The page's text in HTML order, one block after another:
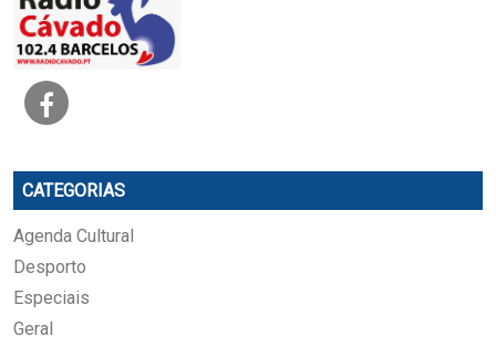
CATEGORIAS
Agenda Cultural
Desporto
Especiais
Geral